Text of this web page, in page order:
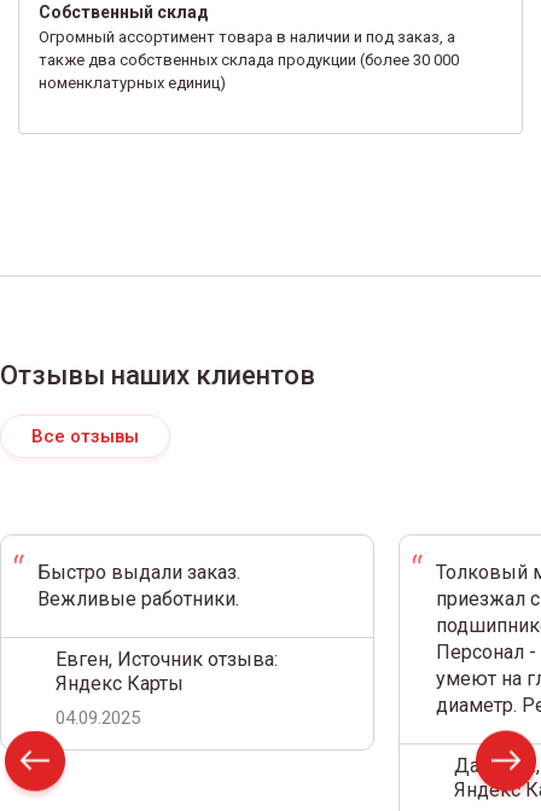
Собственный склад
Огромный ассортимент товара в наличии и под заказ, а
также два собственных склада продукции (более 30 000
номенклатурных единиц)
Отзывы наших клиентов
Все отзывы
Быстро выдали заказ.
Вежливые работники.
Евген, Источник отзыва:
Яндекс Карты
04.09.2025
Толковый
приезжал
Персонал
умеют на
диаметр.
Дамир
Яндекс